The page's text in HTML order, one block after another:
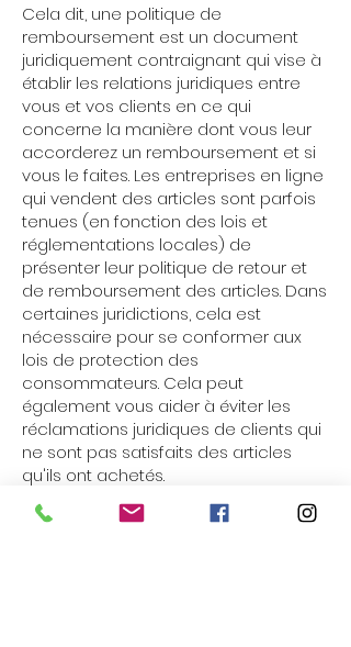
Cela dit, une politique de
remboursement est un document
juridiquement contraignant qui vise à
établir les relations juridiques entre
vous et vos clients en ce qui
concerne la manière dont vous leur
accorderez un remboursement et si
vous le faites. Les entreprises en ligne
qui vendent des articles sont parfois
tenues (en fonction des lois et
réglementations locales) de
présenter leur politique de retour et
de remboursement des articles. Dans
certaines juridictions, cela est
nécessaire pour se conformer aux
lois de protection des
consommateurs. Cela peut
également vous aider à éviter les
réclamations juridiques de clients qui
ne sont pas satisfaits des articles
qu'ils ont achetés.
Ce qu'il faut inclure dans la